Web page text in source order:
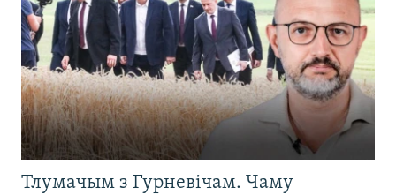
Тлумачым з Гурневічам. Чаму